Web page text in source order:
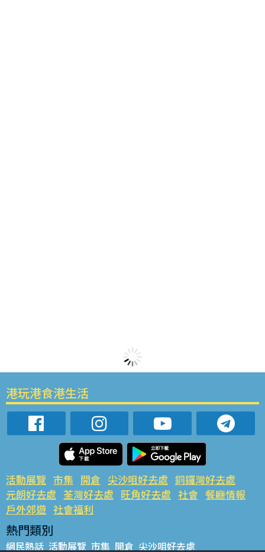
港玩港食港生活
活動展覽 市集 開倉 尖沙咀好去處 銅鑼灣好去處
元朗好去處 荃灣好去處 旺角好去處 社會 餐廳情報
戶外郊遊 社會福利
熱門類別
網民熱話 活動展覽 市集 開倉 尖沙咀好去處